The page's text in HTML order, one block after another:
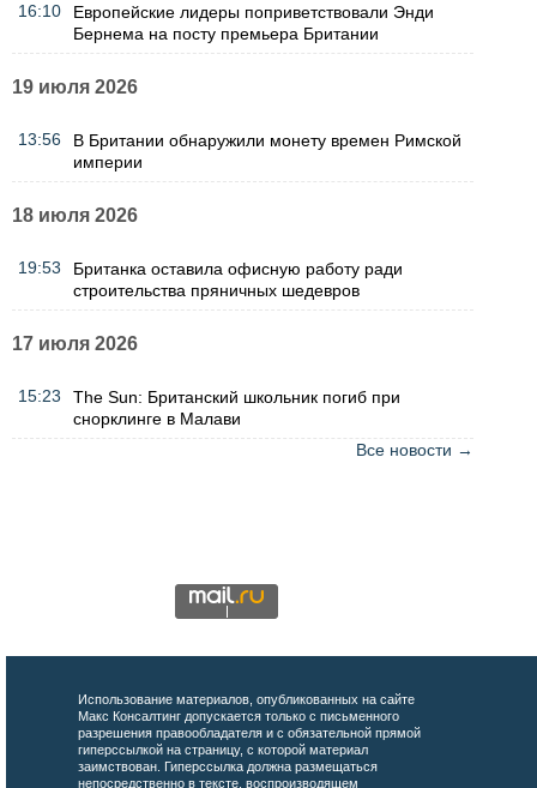
16:10
Европейские лидеры поприветствовали Энди
Бернема на посту премьера Британии
19 июля 2026
13:56
В Британии обнаружили монету времен Римской
империи
18 июля 2026
19:53
Британка оставила офисную работу ради
строительства пряничных шедевров
17 июля 2026
15:23
The Sun: Британский школьник погиб при
снорклинге в Малави
Все новости →
Использование материалов, опубликованных на сайте
Макс Консалтинг допускается только с письменного
разрешения правообладателя и с обязательной прямой
гиперссылкой на страницу, с которой материал
заимствован. Гиперссылка должна размещаться
непосредственно в тексте, воспроизводящем